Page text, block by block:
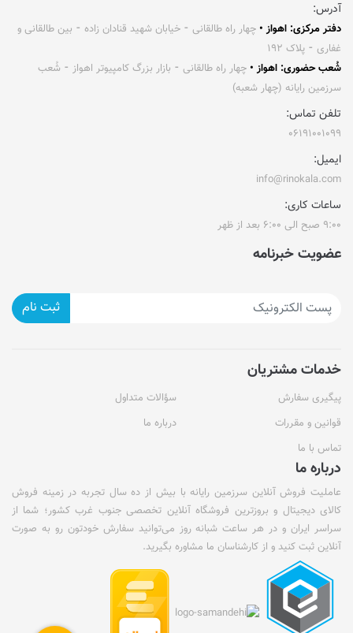
آدرس:
دفتر مرکزی: اهواز • چهار راه طالقانی ⁃ خیابان شهید قنادان زاده ⁃ بین طالقانی و
غفاری ⁃ پلاک ۱۹۲
شُعب حضوری: اهواز • چهار راه طالقانی ⁃ بازار بزرگ کامپیوتر اهواز ⁃ شُعب
سرزمین رایانه (چهار شعبه)
تلفن تماس:
۰۶۱۹۱۰۰۱۰۹۹
ایمیل:
info@rinokala.com
ساعات کاری:
۹:۰۰ صبح الی ۶:۰۰ بعد از ظهر
عضویت خبرنامه
ثبت نام
خدمات مشتریان
پیگیری سفارش
سؤالات متداول
قوانین و مقررات
درباره ما
تماس با ما
درباره ما
عاملیت فروش آنلاین سرزمین رایانه با بیش از ده سال تجربه در زمینه فروش
کالای دیجیتال و بروزترین فروشگاه آنلاین تخصصی جنوب غرب کشور؛ شما از
سراسر ایران و در هر ساعت شبانه روز می‌توانید سفارش خودتون رو به صورت
آنلاین ثبت کنید و از کارشناسان ما مشاوره بگیرید.